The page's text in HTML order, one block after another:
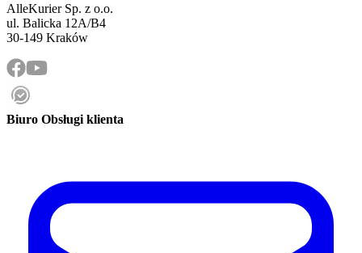
AlleKurier Sp. z o.o.
ul. Balicka 12A/B4
30-149 Kraków
Biuro Obsługi klienta